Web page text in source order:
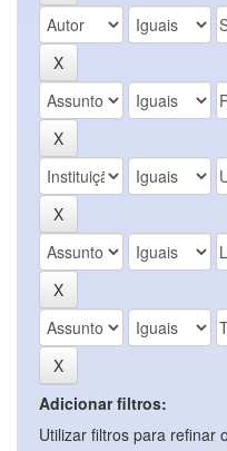
Adicionar filtros:
Utilizar filtros para refinar